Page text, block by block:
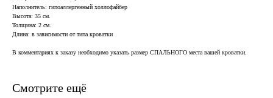
Наполнитель: гипоаллергенный холлофайбер
Высота: 35 см.
Толщина: 2 см.
Длина: в зависимости от типа кроватки
В комментариях к заказу необходимо указать размер СПАЛЬНОГО места вашей кроватки.
Смотрите ещё